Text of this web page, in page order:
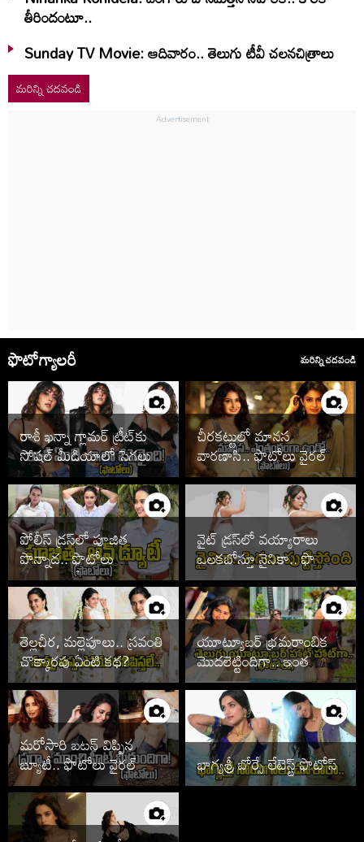
తీరిందంటూ..
Sunday TV Movie: ఆదివారం.. తెలుగు టీవీ చ‌ల‌న‌చిత్రాలు
మరిన్ని చదవండి
ఫొటోగ్యాలరీ మరిన్ని చదవండి
రాశీ ఖన్నా గ్లామర్ ట్రీట్‌కు
సోషల్ మీడియాలో సెగలు
చీరకట్టులో మానస
వారణాసి.. ఫొటోలు వైరల్
పోలీస్ డ్రస్‌లో పూజిత
పొన్నాడ.. ఫొటోలు
చూడాల్సిందే
వైట్ డ్రస్‌లో వయ్యారాలు
ఒలకబోస్తూ నైనికా.. ఫొటోలు
వైరల్
తెల్లచీర, మల్లెపూలు.. స్రవంతి
చొక్కారపు ఏంటి కథ?
యూట్యూబర్ భ్రమరాంబిక
మొదలెట్టిందిగా.. ఇంత
హాట్‌గానా
మరోసారి బటన్ విప్పిన
బ్యూటీ.. ఫొటోలు వైరల్ భాగ్యశ్రీ బోర్సే లేటెస్ట్ ఫొటోస్